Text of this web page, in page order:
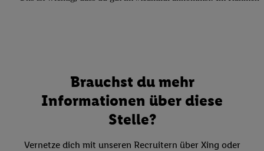
Brauchst du mehr
Informationen über diese
Stelle?
Vernetze dich mit unseren Recruitern über Xing oder